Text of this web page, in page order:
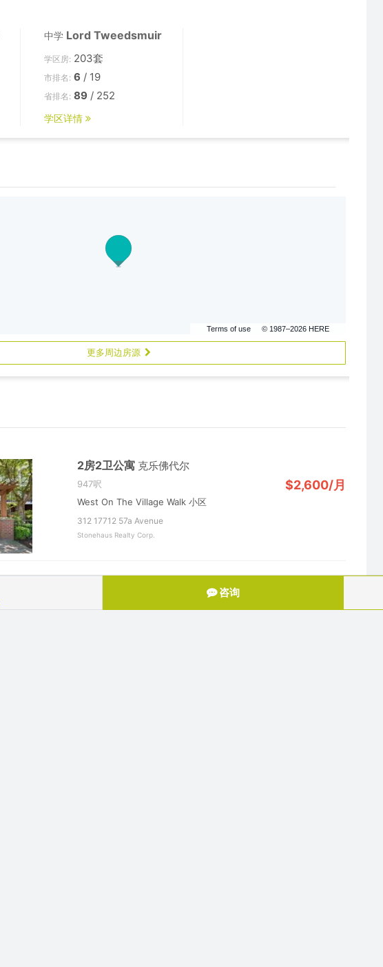
咨询
中学 Lord Tweedsmuir
学区房: 203套
市排名: 6 / 19
省排名: 89 / 252
学区详情
Terms of use © 1987–2026 HERE
更多周边房源
2房2卫公寓 克乐佛代尔
947呎 $2,600/月
West On The Village Walk 小区
312 17712 57a Avenue
Stonehaus Realty Corp.